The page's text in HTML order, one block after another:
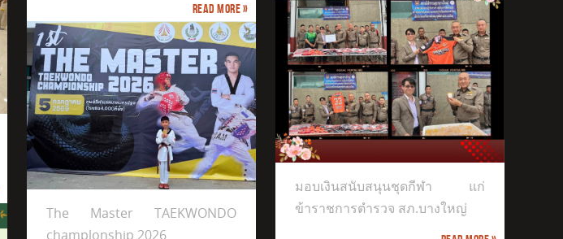
Read more »
The Master TAEKWONDO
champlonship 2026
มอบเงินสนับสนุนชุดกีฬา แก่
ข้าราชการตำรวจ สภ.บางใหญ่
มอบเงินสนับสนุนชุดกีฬา แก่
ข้าราชการตำรวจ สภ.บางใหญ่